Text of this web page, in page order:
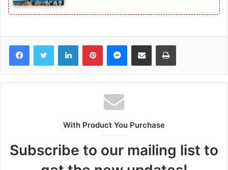
FacebookTwitter LinkedInPinterestMessenger
Share via Email Print
With Product You Purchase
Subscribe to our mailing list to